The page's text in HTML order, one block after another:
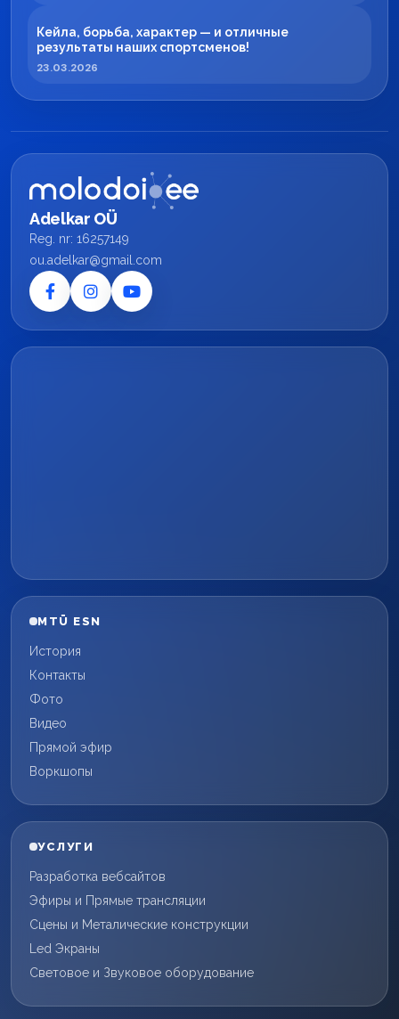
Кейла, борьба, характер — и отличные
результаты наших спортсменов!
23.03.2026
Adelkar OÜ
Reg. nr: 16257149
ou.adelkar@gmail.com
MTÜ ESN
История
Контакты
Фото
Видео
Прямой эфир
Воркшопы
УСЛУГИ
Разработка вебсайтов
Эфиры и Прямые трансляции
Сцены и Металические конструкции
Led Экраны
Световое и Звуковое оборудование